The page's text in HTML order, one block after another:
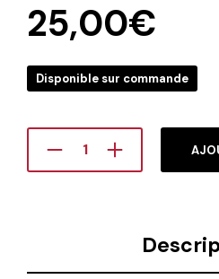
25,00€
Disponible sur commande